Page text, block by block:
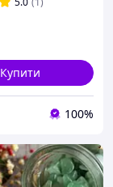
Купити
100%